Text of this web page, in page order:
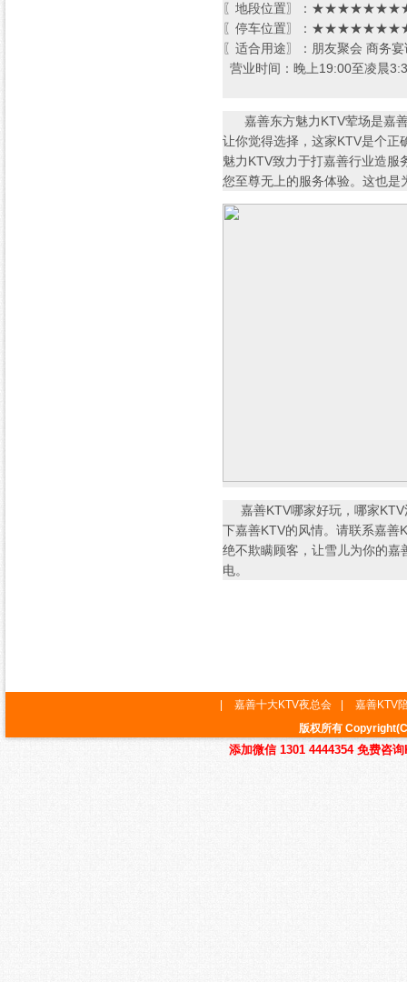
〖地段位置〗：
〖停车位置〗：
〖适合用途〗：朋友聚会 商务宴
营业时间：晚上19:00至凌晨
嘉善东方魅力KTV荤场是嘉善
让你觉得选择，这家KTV是个正
魅力KTV致力于打嘉善行业造服
您至尊无上的服务体验。这也是
嘉善KTV哪家好玩，哪家KTV
下嘉善KTV的风情。请联系嘉善
绝不欺瞒顾客，让雪儿为你的
电。
嘉善十大KTV夜总会
嘉善KTV
版权所有
添加微信 1301 4444354 免费咨